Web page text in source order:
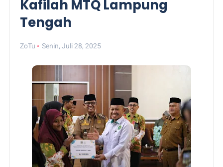
Kafilah MTQ Lampung
Tengah
ZoTu Senin, Juli 28, 2025